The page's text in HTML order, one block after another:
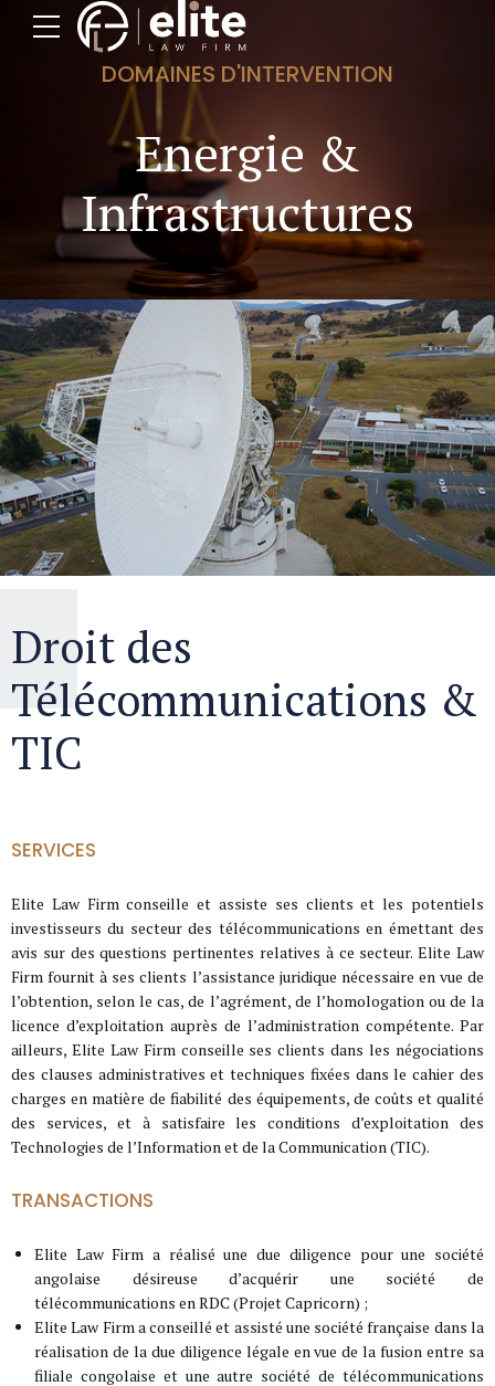
DOMAINES D'INTERVENTION
Energie &
Infrastructures
Droit des
Télécommunications &
TIC
SERVICES
Elite Law Firm conseille et assiste ses clients et les potentiels
investisseurs du secteur des télécommunications en émettant des
avis sur des questions pertinentes relatives à ce secteur. Elite Law
Firm fournit à ses clients l’assistance juridique nécessaire en vue de
l’obtention, selon le cas, de l’agrément, de l’homologation ou de la
licence d’exploitation auprès de l’administration compétente. Par
ailleurs, Elite Law Firm conseille ses clients dans les négociations
des clauses administratives et techniques fixées dans le cahier des
charges en matière de fiabilité des équipements, de coûts et qualité
des services, et à satisfaire les conditions d’exploitation des
Technologies de l’Information et de la Communication (TIC).
TRANSACTIONS
Elite Law Firm a réalisé une due diligence pour une société
angolaise désireuse d’acquérir une société de
télécommunications en RDC (Projet Capricorn) ;
Elite Law Firm a conseillé et assisté une société française dans la
réalisation de la due diligence légale en vue de la fusion entre sa
filiale congolaise et une autre société de télécommunications